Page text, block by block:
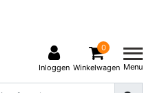
Inloggen
0
Winkelwagen Menu